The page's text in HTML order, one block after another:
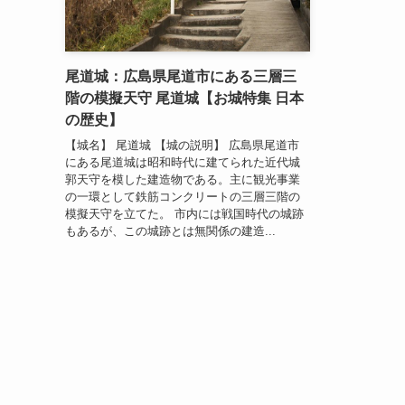
尾道城：広島県尾道市にある三層三
階の模擬天守 尾道城【お城特集 日本
の歴史】
【城名】 尾道城 【城の説明】 広島県尾道市
にある尾道城は昭和時代に建てられた近代城
郭天守を模した建造物である。主に観光事業
の一環として鉄筋コンクリートの三層三階の
模擬天守を立てた。 市内には戦国時代の城跡
もあるが、この城跡とは無関係の建造...